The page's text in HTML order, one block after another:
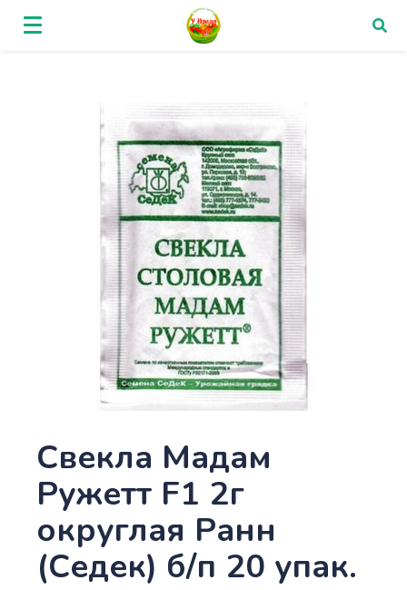
Свекла Мадам
Ружетт F1 2г
округлая Ранн
(Седек) б/п 20 упак.